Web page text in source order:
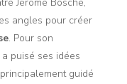
angles pour créer
. Pour son
puisé ses idées
guidé